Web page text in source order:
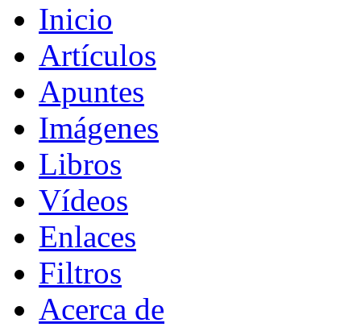
Inicio
Artículos
Apuntes
Imágenes
Libros
Vídeos
Enlaces
Filtros
Acerca de